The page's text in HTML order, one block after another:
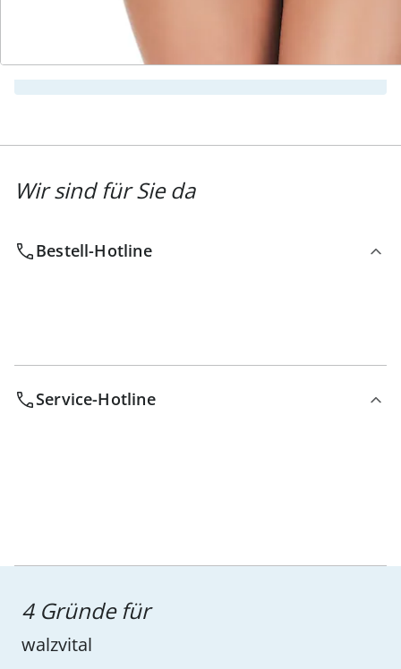
Newsletter abonnieren
Wir sind für Sie da
Bestell-Hotline
Service-Hotline
4 Gründe für
walzvital